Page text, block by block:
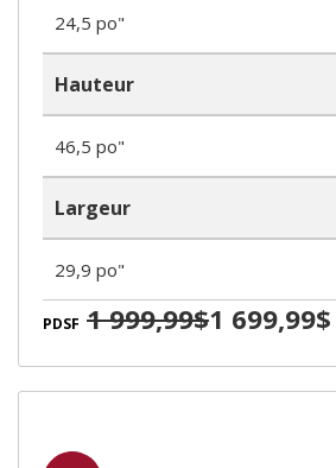
24,5 po"
Hauteur
46,5 po"
Largeur
29,9 po"
PDSF 1 999,99$1 699,99$